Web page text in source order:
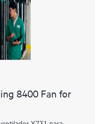
8400 Fan for